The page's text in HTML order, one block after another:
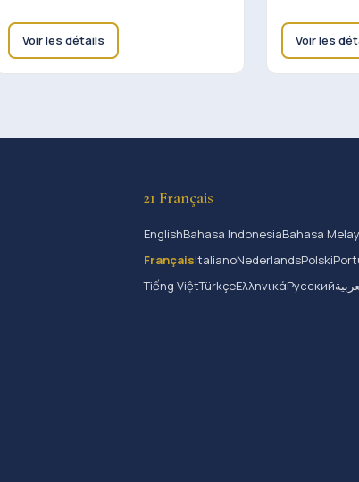
Voir les détails Voir les
21 Français
EnglishBahasa IndonesiaBahasa
FrançaisItalianoNederlandsPolski
Tiếng ViệtTürkçeΕλληνικάРусский